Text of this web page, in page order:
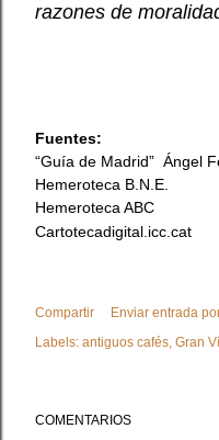
razones de
Fuentes:
“Guía de Madrid” Ángel
Hemeroteca B.N.E.
Hemeroteca ABC
Cartotecadigital.icc.cat
Compartir
Enviar entrada
Labels: antiguos cafés Gran
COMENTARIOS